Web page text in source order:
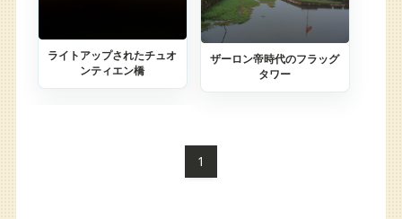
ライトアップされたチュオ
ンティエン橋
ザーロン帝時代のフラッグ
タワー
1